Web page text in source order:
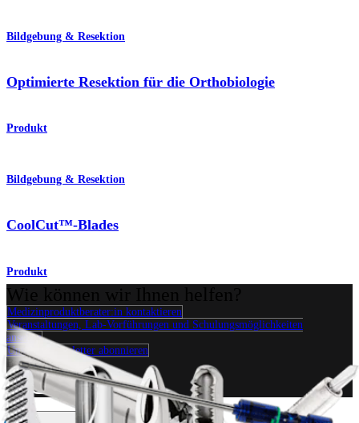
Bildgebung & Resektion
Optimierte Resektion für die Orthobiologie
Produkt
Bildgebung & Resektion
CoolCut™-Blades
Produkt
Medizinproduktberater:in kontaktieren
Veranstaltungen, Lab-Vorführungen und Schulungsmöglichkeiten
ansehen
Unseren Newsletter abonnieren
Besuchen Sie uns